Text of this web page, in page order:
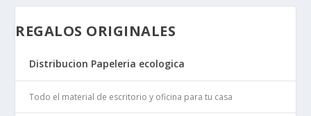
REGALOS ORIGINALES
Distribucion Papeleria ecologica
Todo el material de escritorio y oficina para tu casa